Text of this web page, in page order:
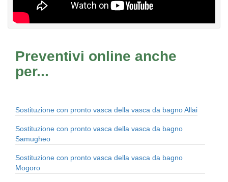
Preventivi online anche
per...
Sostituzione con pronto vasca della vasca da bagno Allai
Sostituzione con pronto vasca della vasca da bagno
Samugheo
Sostituzione con pronto vasca della vasca da bagno
Mogoro